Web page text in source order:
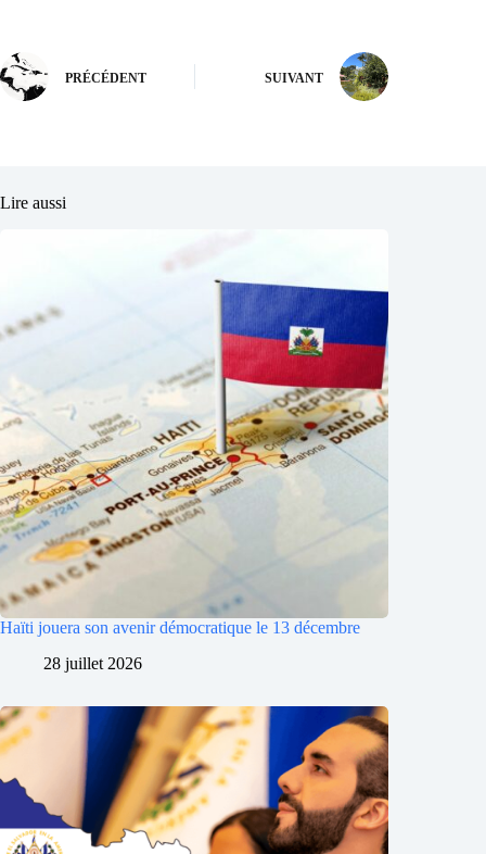
PRÉCÉDENT SUIVANT
Lire aussi
Haïti jouera son avenir démocratique le 13 décembre
28 juillet 2026